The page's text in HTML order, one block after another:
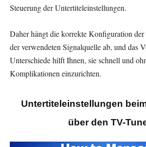
Steuerung der Untertiteleinstellungen.
Daher hängt die korrekte Konfiguration
der verwendeten Signalquelle ab, und das
Unterschiede hilft Ihnen, sie schnell und
Komplikationen einzurichten.
Untertiteleinstellungen
über den TV-